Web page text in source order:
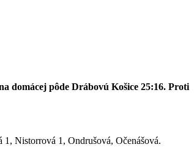
domácej pôde Drábovú Košice 25:16. Proti
Nistorrová 1, Ondrušová, Očenášová.